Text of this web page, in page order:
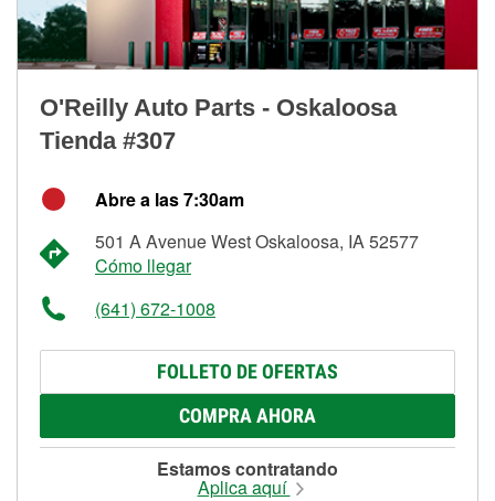
O'Reilly Auto Parts - Oskaloosa
Tienda #307
Abre a las 7:30am
501 A Avenue West Oskaloosa, IA 52577
Cómo llegar
(641) 672-1008
FOLLETO DE OFERTAS
COMPRA AHORA
Estamos contratando
Aplica aquí